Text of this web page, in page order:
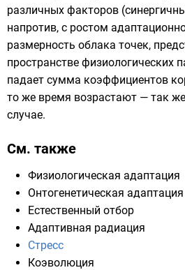
различных факторов
напротив, с ростом
размерность облака точек,
пространстве физиологических
падает сумма коэффициентов
то же время возрастают — так
случае.
См. также
Физиологическая адаптация
Онтогенетическая адаптация
Естественный отбор
Адаптивная радиация
Стресс
Коэволюция